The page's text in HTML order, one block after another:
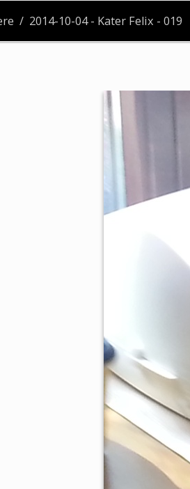
2014-10-04 - Kater Felix - 019